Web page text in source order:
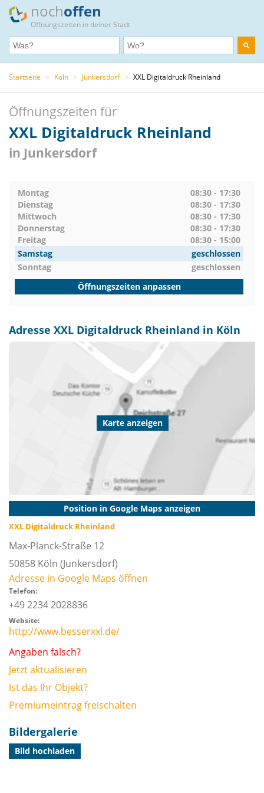
nochoffen
Öffnungszeiten in deiner Stadt
Startseite > Köln > Junkersdorf > XXL Digitaldruck Rheinland
Öffnungszeiten für
XXL Digitaldruck Rheinland
in Junkersdorf
Montag
08:30 - 17:30
Dienstag
08:30 - 17:30
Mittwoch
08:30 - 17:30
Donnerstag
08:30 - 17:30
Freitag
08:30 - 15:00
Samstag
geschlossen
Sonntag
geschlossen
Öffnungszeiten anpassen
Adresse XXL Digitaldruck Rheinland in Köln
Karte anzeigen
Position in Google Maps anzeigen
XXL Digitaldruck Rheinland
Max-Planck-Straße 12
50858 Köln (Junkersdorf)
Adresse in Google Maps öffnen
Telefon:
+49 2234 2028836
Website:
http://www.besserxxl.de/
Angaben falsch?
Jetzt aktualisieren
Ist das Ihr Objekt?
Premiumeintrag freischalten
Bildergalerie
Bild hochladen